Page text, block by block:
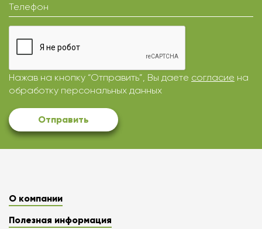
Телефон
Нажав на кнопку “Отправить”, Вы даете согласие на
обработку персональных данных
Отправить
О компании
Полезная информация